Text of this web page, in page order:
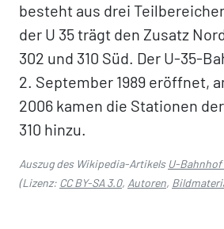
besteht aus drei
der U 35 trägt den Zusatz
302 und 310 Süd. Der U-35-
2. September 1989 eröffnet,
2006 kamen die Stationen
310 hinzu.
Auszug des Wikipedia-Artikels U-
(Lizenz: CC BY-SA 3.0, Autoren,